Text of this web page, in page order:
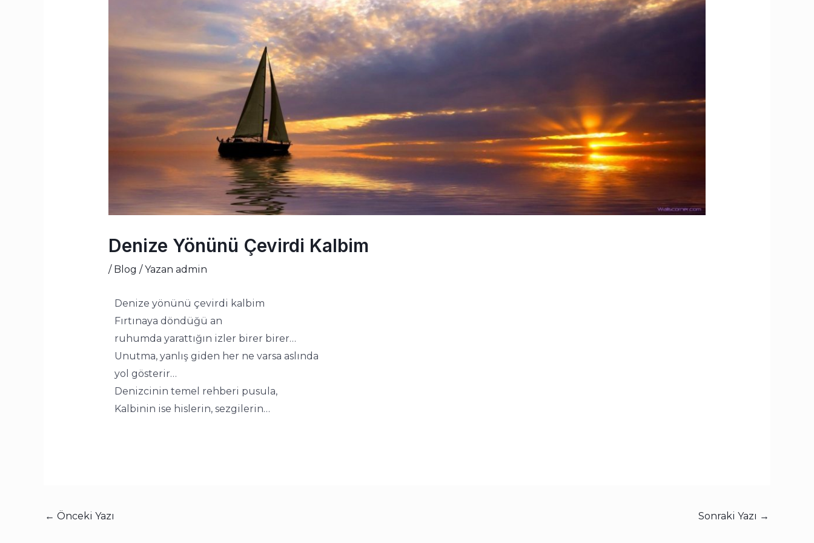
Denize Yönünü Çevirdi Kalbim
/ Blog / Yazan admin
Denize yönünü çevirdi kalbim
Fırtınaya döndüğü an
ruhumda yarattığın izler birer birer…
Unutma, yanlış giden her ne varsa aslında
yol gösterir…
Denizcinin temel rehberi pusula,
Kalbinin ise hislerin, sezgilerin…
← Önceki Yazı Sonraki Yazı →